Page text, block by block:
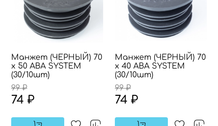
Манжет (ЧЕРНЫЙ) 70
х 50 АВА SYSTEM
(30/10шт)
99 ₽
74 ₽
Манжет (ЧЕРНЫЙ) 70
х 40 АВА SYSTEM
(30/10шт)
99 ₽
74 ₽